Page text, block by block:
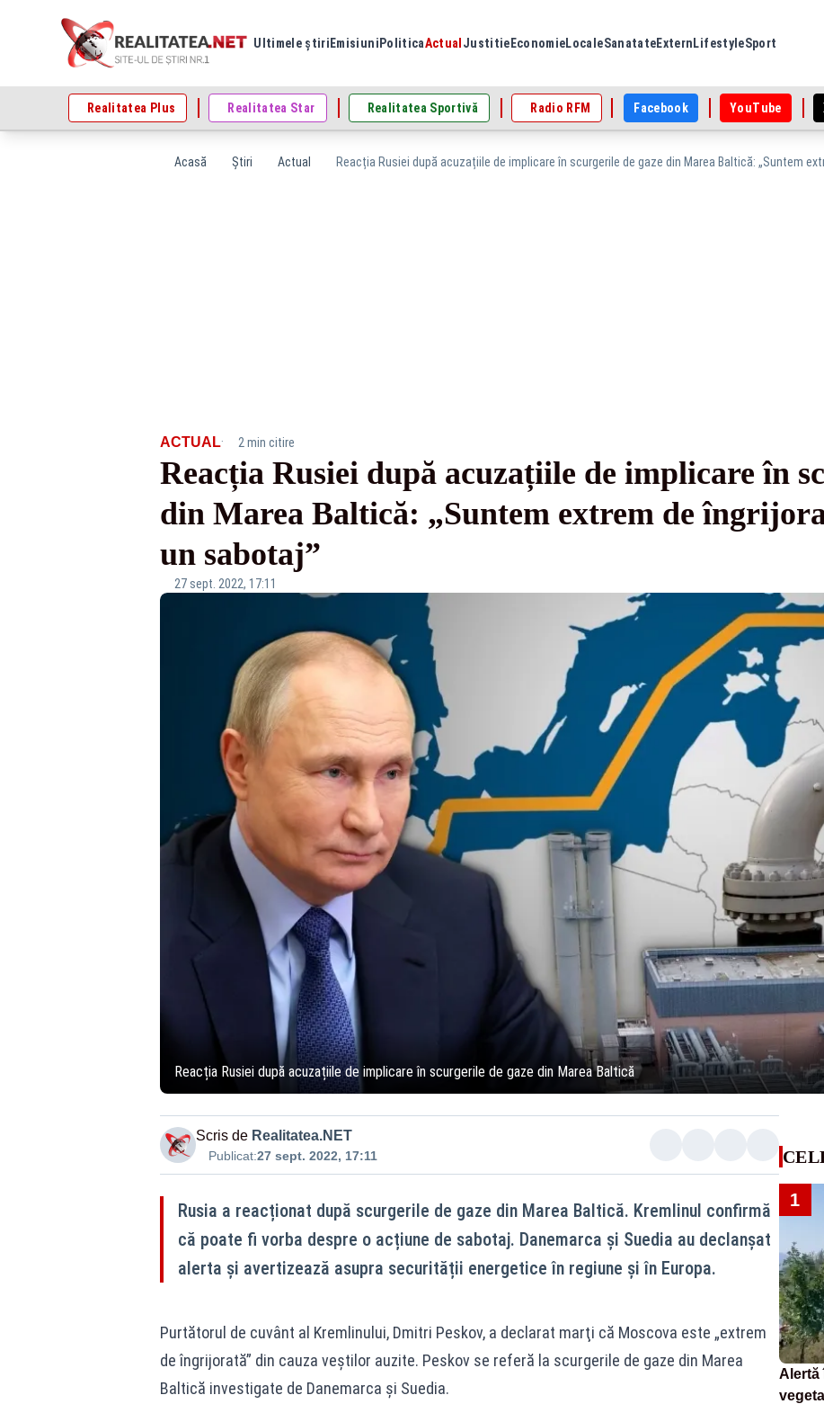
Ultimele știri Emisiuni PoliticaActual Justitie EconomieLocaleSanatateExtern LifestyleSport
Realitatea Plus Realitatea Star Realitatea Sportivă Radio RFM Facebook YouTube
Acasă Știri Actual Reacția Rusiei după acuzațiile de implicare în scurgerile de gaze din Marea Baltică: „Suntem
ACTUAL· 2 min citire
Reacția Rusiei după acuzațiile de implicare în
din Marea Baltică: „Suntem extrem de
un sabotaj”
27 sept. 2022, 17:11
Reacția Rusiei după acuzațiile de implicare în scurgerile de gaze din Marea Baltică
Scris de Realitatea.NET
Publicat:27 sept. 2022, 17:11
Rusia a reacționat după scurgerile de gaze din Marea Baltică. Kremlinul confirmă
că poate fi vorba despre o acțiune de sabotaj. Danemarca și Suedia au declanșat
alerta și avertizează asupra securității energetice în regiune și în Europa.
Purtătorul de cuvânt al Kremlinului, Dmitri Peskov, a declarat marţi că Moscova este „extrem
de îngrijorată” din cauza veştilor auzite. Peskov se referă la scurgerile de gaze din Marea
Baltică investigate de Danemarca și Suedia.
1
Alertă